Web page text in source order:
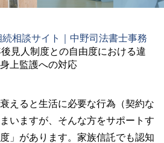
続相談サイト｜中野司法書士事務
後見人制度との自由度における違
上監護への対応
えると生活に必要な行為（契約な
いますが、そんな方をサポートす
」があります。家族信託でも認知